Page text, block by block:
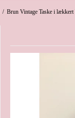
/ Brun Vintage Taske i